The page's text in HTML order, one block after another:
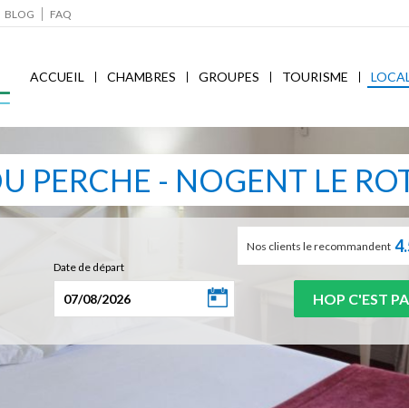
BLOG FAQ
ACCUEIL CHAMBRES GROUPES TOURISME
Nos clients le recommandent
Date de départ
PERCHE - NOGENT LE